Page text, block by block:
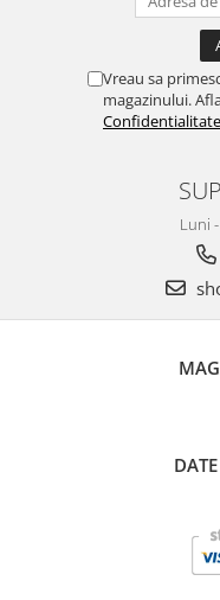
Vreau sa
magazinului.
Confidentialitate
Luni